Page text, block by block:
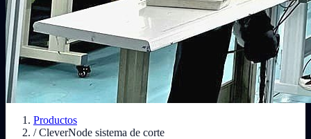
Productos
/ CleverNode sistema de corte